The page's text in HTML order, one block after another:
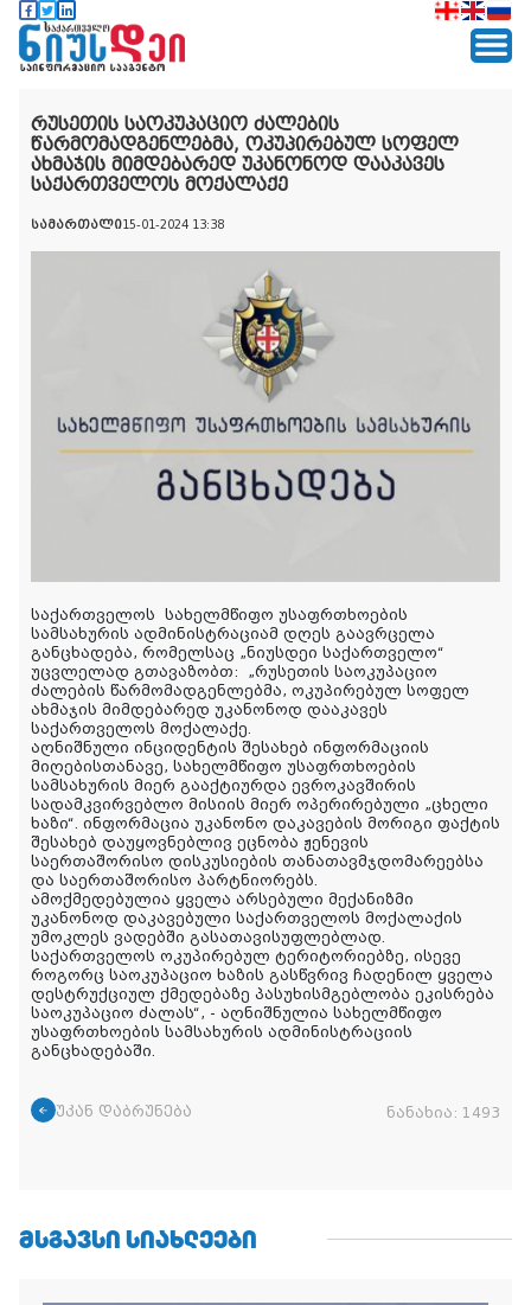
რუსეთის საოკუპაციო ძალების
წარმომადგენლებმა, ოკუპირებულ სოფელ
ახმაჯის მიმდებარედ უკანონოდ დააკავეს
საქართველოს მოქალაქე
სამართალი15-01-2024 13:38
საქართველოს სახელმწიფო უსაფრთხოების
სამსახურის ადმინისტრაციამ დღეს გაავრცელა
განცხადება, რომელსაც „ნიუსდეი საქართველო“
უცვლელად გთავაზობთ: „რუსეთის საოკუპაციო
ძალების წარმომადგენლებმა, ოკუპირებულ სოფელ
ახმაჯის მიმდებარედ უკანონოდ დააკავეს
საქართველოს მოქალაქე.
აღნიშნული ინციდენტის შესახებ ინფორმაციის
მიღებისთანავე, სახელმწიფო უსაფრთხოების
სამსახურის მიერ გააქტიურდა ევროკავშირის
სადამკვირვებლო მისიის მიერ ოპერირებული „ცხელი
ხაზი“. ინფორმაცია უკანონო დაკავების მორიგი ფაქტის
შესახებ დაუყოვნებლივ ეცნობა ჟენევის
საერთაშორისო დისკუსიების თანათავმჯდომარეებსა
და საერთაშორისო პარტნიორებს.
ამოქმედებულია ყველა არსებული მექანიზმი
უკანონოდ დაკავებული საქართველოს მოქალაქის
უმოკლეს ვადებში გასათავისუფლებლად.
საქართველოს ოკუპირებულ ტერიტორიებზე, ისევე
როგორც საოკუპაციო ხაზის გასწვრივ ჩადენილ ყველა
დესტრუქციულ ქმედებაზე პასუხისმგებლობა ეკისრება
საოკუპაციო ძალას“, - აღნიშნულია სახელმწიფო
უსაფრთხოების სამსახურის ადმინისტრაციის
განცხადებაში.
უკან დაბრუნება ნანახია: 1493
ᲛᲡᲒᲐᲕᲡᲘ ᲡᲘᲐᲮᲚᲔᲔᲑᲘ